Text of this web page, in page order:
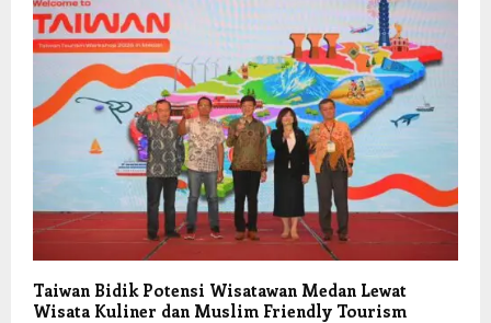
Taiwan Bidik Potensi Wisatawan Medan Lewat
Wisata Kuliner dan Muslim Friendly Tourism